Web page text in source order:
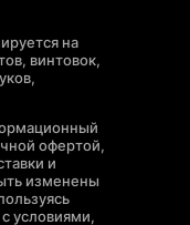
на
винтовок,
офертой,
и
изменены
условиями,